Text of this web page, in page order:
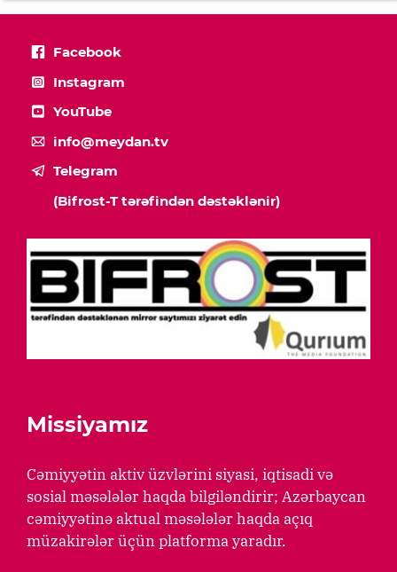
Facebook
Instagram
YouTube
info@meydan.tv
Telegram
(Bifrost-T tərəfindən dəstəklənir)
Missiyamız
Cəmiyyətin aktiv üzvlərini siyasi, iqtisadi və
sosial məsələlər haqda bilgiləndirir; Azərbaycan
cəmiyyətinə aktual məsələlər haqda açıq
müzakirələr üçün platforma yaradır.